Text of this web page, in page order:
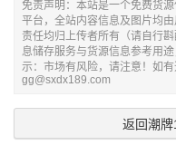
免责声明：本站是一个免费货
平台，全站内容信息及图片均
责任均归上传者所有（请自行
息储存服务与货源信息参考用
示：市场有风险，请注意！如
gg@sxdx189.com
返回潮